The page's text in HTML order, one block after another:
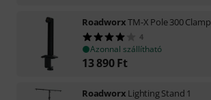
RoadworxTM-X Pole 300 Clamp
4
Azonnal szállítható
13 890 Ft
Roadworx Lighting Stand 1